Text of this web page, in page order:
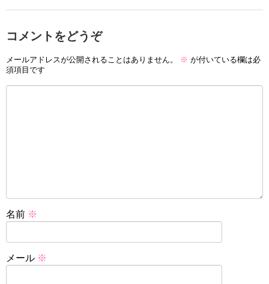
コメントをどうぞ
メールアドレスが公開されることはありません。 ※ が付いている欄は必
須項目です
名前 ※
メール ※